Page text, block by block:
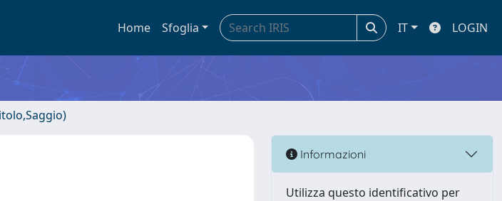
Home Sfoglia IT LOGIN
Informazioni
Utilizza questo identificativo per